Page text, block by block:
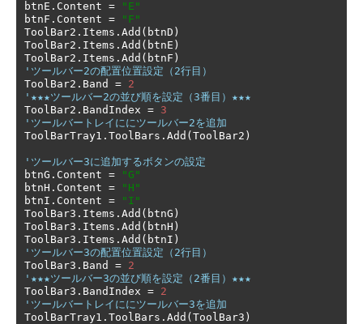
btnE . Content =
"E"
btnF . Content =
"F"
ToolBar2 . Items . Add ( btnD )
ToolBar2 . Items . Add ( btnE )
ToolBar2 . Items . Add ( btnF )
'ツールバー2の配置位置設定（2行目）
ToolBar2 . Band = 2
'★★★ツールバー2の並び順を設定（3番目）★★★
ToolBar2 . BandIndex = 3
'ツールバートレイににツールバー2を追加
ToolBarTray1 . ToolBars . Add (ToolBar2 )
'ツールバー3に追加するボタンの設定
btnG . Content =
"G"
btnH . Content =
"H"
btnI . Content =
"I"
ToolBar3 . Items . Add ( btnG )
ToolBar3 . Items . Add ( btnH )
ToolBar3 . Items . Add ( btnI )
'ツールバー3の配置位置設定（2行目）
ToolBar3 . Band = 2
'★★★ツールバー3の並び順を設定（2番目）★★★
ToolBar3 . BandIndex = 2
'ツールバートレイににツールバー3を追加
ToolBarTray1 . ToolBars . Add (ToolBar3 )